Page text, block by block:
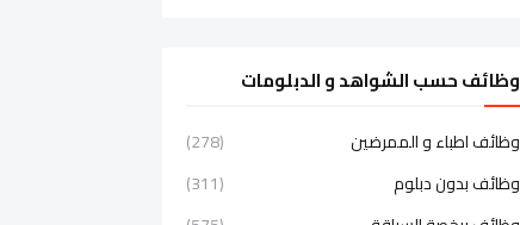
وظائف حسب الشواهد و الدبلومات
وظائف اطباء و الممرضين
(278)
وظائف بدون دبلوم
(311)